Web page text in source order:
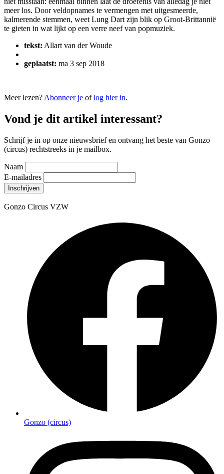
meer los. Door veldopnames te vermengen met uitgesmeerde,
kalmerende stemmen, weet Lung Dart zijn blik op Groot-Brittannië
te gieten in wat lijkt op een verre neef van popmuziek.
tekst: Allart van der Woude
geplaatst: ma 3 sep 2018
Meer lezen? Abonneer je oflog hier in.
Vond je dit artikel interessant?
Schrijf je in op onze nieuwsbrief en ontvang het beste van Gonzo
(circus) rechtstreeks in je mailbox.
Naam
E-mailadres
Gonzo Circus VZW
Gonzo (circus)